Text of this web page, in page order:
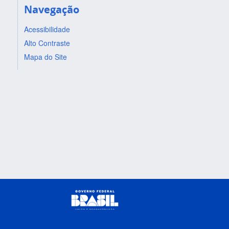
Navegação
Acessibilidade
Alto Contraste
Mapa do Site